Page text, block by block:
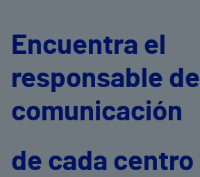
Encuentra el
responsable de
comunicación
de cada centro